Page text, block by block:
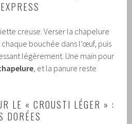
creuse. Verser la chapelure
bouchée dans l’œuf, puis
légèrement. Une main pour
, et la panure reste
LE « CROUSTI LÉGER » :
DORÉES